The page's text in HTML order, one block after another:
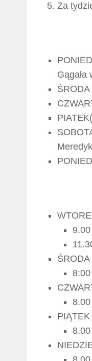
Za
Meredyk
ŚRODA
PIĄTEK